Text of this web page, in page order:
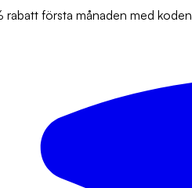
första månaden med koden